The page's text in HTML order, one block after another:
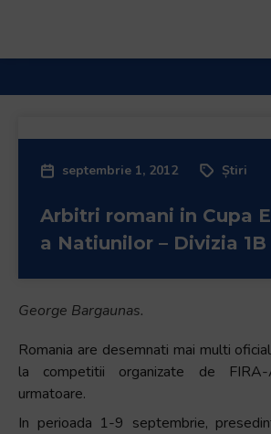
All
One
screen
reader.
Accessibility
septembrie 1, 2012 Știri
Arbitri romani in Cupa
a Natiunilor – Divizia 1B
George Bargaunas.
Romania are desemnati mai multi
la competitii organizate de
urmatoare.
In perioada 1-9 septembrie,